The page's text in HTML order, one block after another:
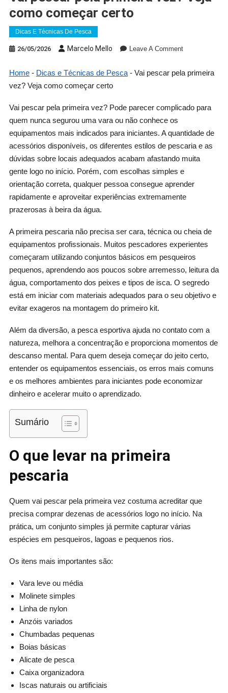
como começar certo
Dicas E Técnicas De Pesca
26/05/2026 Marcelo Mello Leave A CommentOn
Pescar
Vez?
Começar
Certo
Home- Dicas e Técnicas de Pesca- Vai pescar pela primeira
vez? Veja como começar certo
Vai pescar pela primeira vez? Pode parecer complicado para
quem nunca segurou uma vara ou não conhece os
equipamentos mais indicados para iniciantes. A quantidade de
acessórios disponíveis, os diferentes estilos de pescaria e as
dúvidas sobre locais adequados acabam afastando muita
gente logo no início. Porém, com escolhas simples e
orientação correta, qualquer pessoa consegue aprender
rapidamente e aproveitar experiências extremamente
prazerosas à beira da água.
A primeira pescaria não precisa ser cara, técnica ou cheia de
equipamentos profissionais. Muitos pescadores experientes
começaram utilizando conjuntos básicos em pesqueiros
pequenos, aprendendo aos poucos sobre arremesso, leitura da
água, comportamento dos peixes e tipos de isca. O segredo
está em iniciar com materiais adequados para o seu objetivo e
evitar exageros na montagem do primeiro kit.
Além da diversão, a pesca esportiva ajuda no contato com a
natureza, melhora a concentração e proporciona momentos de
descanso mental. Para quem deseja começar do jeito certo,
entender os equipamentos essenciais, os erros mais comuns
e os melhores ambientes para iniciantes pode economizar
dinheiro e acelerar muito o aprendizado.
Sumário
O que levar na primeira
pescaria
Quem vai pescar pela primeira vez costuma acreditar que
precisa comprar dezenas de acessórios logo no início. Na
prática, um conjunto simples já permite capturar várias
espécies em pesqueiros, lagoas e pequenos rios.
Os itens mais importantes são:
Vara leve ou média
Molinete simples
Linha de nylon
Anzóis variados
Chumbadas pequenas
Boias básicas
Alicate de pesca
Caixa organizadora
Iscas naturais ou artificiais